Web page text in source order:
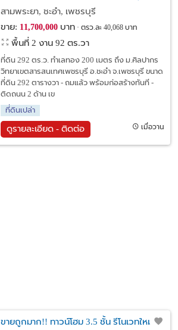
อ.ชะอำ จ.เพชรบุรี
สามพระยา, ชะอำ, เพชรบุรี
ขาย: 11,700,000บาท ตรว.ละ 40,068 บาท
พื้นที่ 2 งาน 92 ตร.วา
ที่ดิน 292 ตร.ว. ทำเลทอง 200 เมตร ถึง ม.ศิลปากร
วิทยาเขตสารสนเทศเพชรบุรี อ.ชะอำ จ.เพชรบุรี ขนาด
ที่ดิน 292 ตารางวา - ถมแล้ว พร้อมก่อสร้างทันที -
ติดถนน 2 ด้าน เข
ที่ดินเปล่า
ดูรายละเอียด - ติดต่อ เมื่อวาน
ขายถูกมาก!! ทาวน์โฮม 3.5 ชั้น รีโนเวทใหม่